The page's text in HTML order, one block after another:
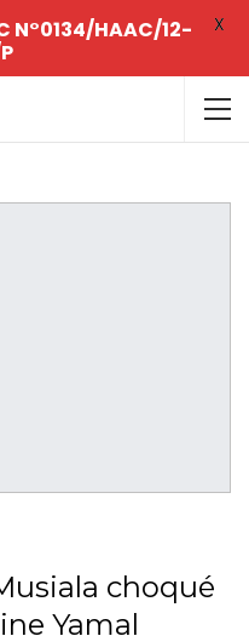
choqué
Yamal
N°0134/HAAC/12-
X